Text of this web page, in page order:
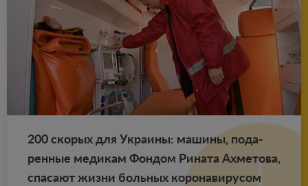
200 ско­рых для Укра­и­ны: ма­ши­ны, по­да­
рен­ные ме­ди­кам Фон­дом Ри­на­та Ах­ме­то­ва,
спа­са­ют жизни боль­ных ко­ро­на­ви­ру­сом